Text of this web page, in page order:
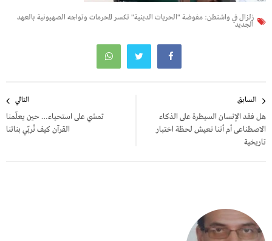
زلزال في واشنطن: مفوضة "الحريات الدينية" تكسر المحرمات وتواجه الصهيونية بالعهد
الجديد
المقالات
السابق
هل فقد الإنسان السيطرة على الذكاء
الاصطناعى أم أننا نعيش لحظة اختبار
تاريخية
التالي
تمشي على استحياء… حين يعلّمنا
القرآن كيف نُربّي بناتنا